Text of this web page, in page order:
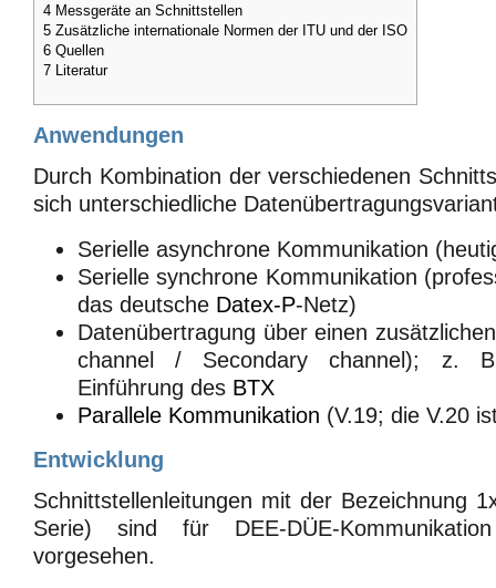
4 Messgeräte an Schnittstellen
5 Zusätzliche internationale Normen der ITU und der ISO
6 Quellen
7 Literatur
Anwendungen
Durch Kombination der verschiedenen
sich unterschiedliche
Serielle asynchrone Kommunikation
Serielle synchrone Kommunikation
das deutsche Datex-P-Netz)
Datenübertragung über einen
channel / Secondary channel); z.
Einführung des BTX
Parallele Kommunikation (V.19; die V.20
Entwicklung
Schnittstellenleitungen mit der Bezeichnung
Serie) sind für DEE-DÜE-
vorgesehen.